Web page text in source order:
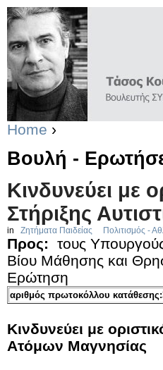
Home ›
Βουλή -
Κινδυνεύει με
Στήριξης
in Ζητήματα Παιδείας Πολιτισμός -
Προς:
τους
Βίου Μάθησης και
Ερώτηση
αριθμός πρωτοκόλλου
Κινδυνεύει με
Ατόμων Μαγνησίας